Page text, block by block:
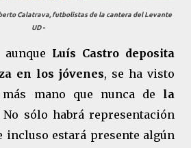
Calatrava, futbolistas de la cantera del Levante
UD -
Luís Castro deposita
en los jóvenes, se ha visto
mano que nunca de la
No sólo habrá representación
incluso estará presente algún